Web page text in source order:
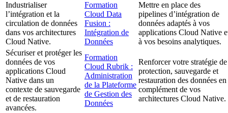
Industrialiser
l’intégration et la
circulation de données
dans vos architectures
Cloud Native.
Formation
Cloud Data
Fusion :
Intégration de
Données
Mettre en place des
pipelines d’intégration de
données adaptés à vos
applications Cloud Native
à vos besoins analytiques.
Sécuriser et protéger les
données de vos
applications Cloud
Native dans un
contexte de sauvegarde
et de restauration
avancées.
Formation
Cloud Rubrik :
Administration
de la Plateforme
de Gestion des
Données
Renforcer votre stratégie de
protection, sauvegarde et
restauration des données en
complément de vos
architectures Cloud Native.